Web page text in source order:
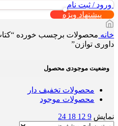
ورود / ثبت نام
پیشنهاد ویژه
خانه محصولات برچسب خورده
داوری توازن”
وضعیت موجودی محصول
محصولات تخفیف دار
محصولات موجود
نمایش 9
12
18
24